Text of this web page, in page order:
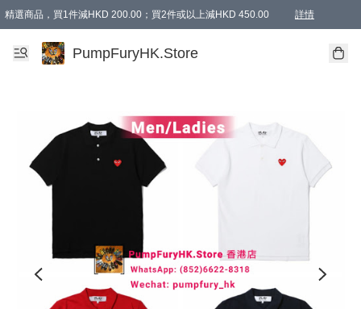
精選商品，買1件減HKD 200.00；買2件或以上減HKD 450.00 詳情
AAPE商品,會員專享9折或以上（按會員等級）AAPE products, members can
精選商品，任選買2件或以上減HKD 100.00
購物滿 HKD 800.00即享免運費優惠！（適用於 特定的送貨方式 )
PumpFuryHK.Store